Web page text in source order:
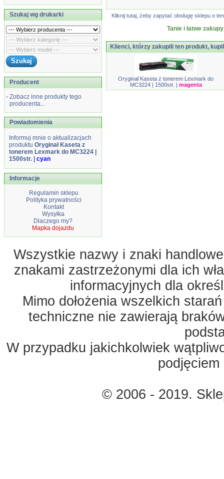
Szukaj wg drukarki
Producent
- Zobacz inne produkty tego
producenta...
Powiadomienia
Informuj mnie o aktualizacjach
produktu Oryginał Kaseta z
tonerem Lexmark do MC3224 |
1500str. | cyan
Informacje
Regulamin sklepu
Polityka prywatności
Kontakt
Wysyłka
Dlaczego my?
Mapka dojazdu
Kliknij tutaj, żeby zapytać obsługę sklepu o
Tanie i łatwe
Klienci, którzy zakupili ten produkt,
Oryginał Kaseta z tonerem Lexmark do
MC3224 | 1500str. | magenta
Wszystkie nazwy i znaki
znakami zastrzeżonymi dla ich
informacyjnych dla
Mimo dołożenia wszelkich
techniczne nie zawierają
W przypadku jakichkolwiek
© 2006 - 2019.